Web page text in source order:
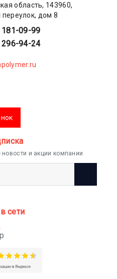
область, 143960,
дом 8
09-99
296-94-24
и акции компании
сети